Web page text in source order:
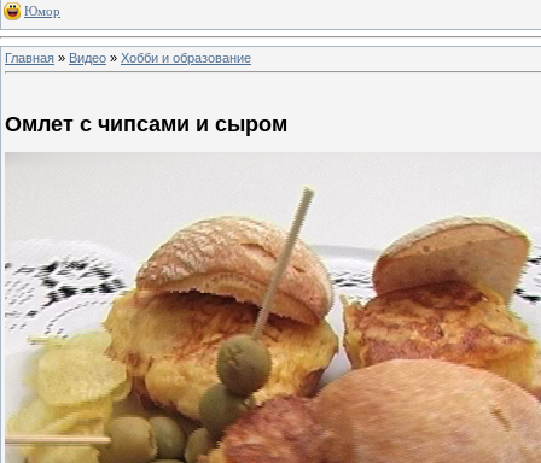
Юмор
Главная » Видео » Хобби и образование
Омлет с чипсами и сыром